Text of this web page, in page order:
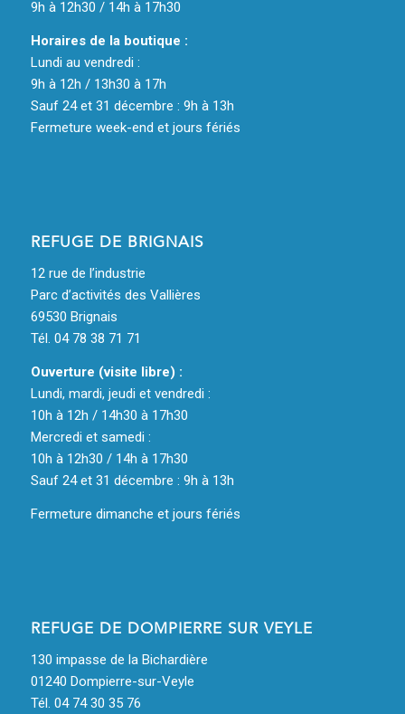
9h à 12h30 / 14h à 17h30
Horaires de la boutique :
Lundi au vendredi :
9h à 12h / 13h30 à 17h
Sauf 24 et 31 décembre : 9h à 13h
Fermeture week-end et jours fériés
REFUGE DE BRIGNAIS
12 rue de l’industrie
Parc d’activités des Vallières
69530 Brignais
Tél. 04 78 38 71 71
Ouverture (visite libre) :
Lundi, mardi, jeudi et vendredi :
10h à 12h / 14h30 à 17h30
Mercredi et samedi :
10h à 12h30 / 14h à 17h30
Sauf 24 et 31 décembre : 9h à 13h
Fermeture dimanche et jours fériés
REFUGE DE DOMPIERRE SUR VEYLE
130 impasse de la Bichardière
01240 Dompierre-sur-Veyle
Tél. 04 74 30 35 76